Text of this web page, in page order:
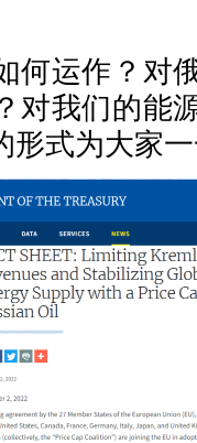
运作？对
对我们的能
形式为大家